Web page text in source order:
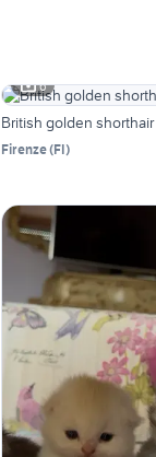
6
British golden shorthair
Firenze(FI)